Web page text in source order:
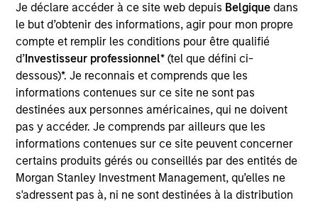
Je déclare accéder à ce site web depuis Belgique dans
le but d’obtenir des informations, agir pour mon propre
compte et remplir les conditions pour être qualifié
d’Investisseur professionnel* (tel que défini ci-
dessous)*. Je reconnais et comprends que les
informations contenues sur ce site ne sont pas
destinées aux personnes américaines, qui ne doivent
pas y accéder. Je comprends par ailleurs que les
informations contenues sur ce site peuvent concerner
certains produits gérés ou conseillés par des entités de
Morgan Stanley Investment Management, qu’elles ne
s'adressent pas à, ni ne sont destinées à la distribution
strategy at MS since its inception and has 28 years
of industry experience. Prior to his current role,
Brian worked across secondaries, primaries and
co-investments at MSIM. Prior to that, he was a
Vice President in the Institutional Advisory Group
and was previously a Senior Associate within the
growth equity and fixed income teams at MSIM. He
received a B.S. from Muhlenberg College and an
M.B.A. in finance from the Villanova University
School of Business.